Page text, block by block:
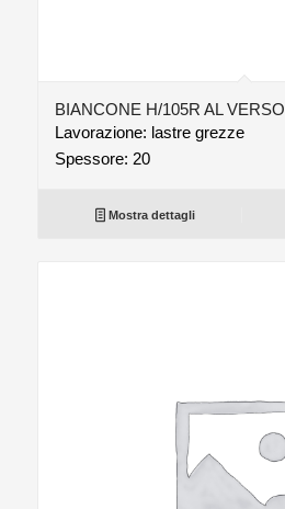
BIANCONE H/105R AL VERSO
Lavorazione: lastre grezze
Spessore: 20
Mostra dettagli